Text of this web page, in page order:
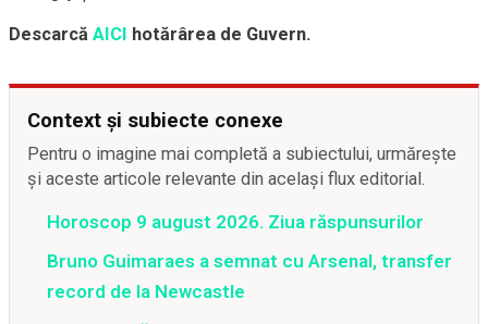
Descarcă AICI hotărârea de Guvern.
Context și subiecte conexe
Pentru o imagine mai completă a subiectului, urmărește
și aceste articole relevante din același flux editorial.
Horoscop 9 august 2026. Ziua răspunsurilor
Bruno Guimaraes a semnat cu Arsenal, transfer
record de la Newcastle